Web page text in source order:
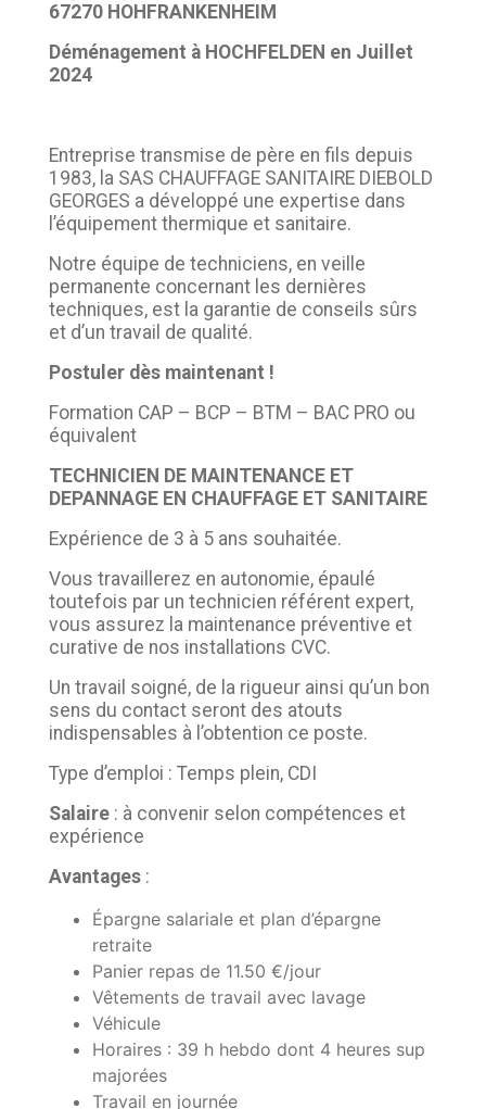
67270 HOHFRANKENHEIM
Déménagement à HOCHFELDEN en Juillet
2024
Entreprise transmise de père en fils depuis
1983, la SAS CHAUFFAGE SANITAIRE DIEBOLD
GEORGES a développé une expertise dans
l’équipement thermique et sanitaire.
Notre équipe de techniciens, en veille
permanente concernant les dernières
techniques, est la garantie de conseils sûrs
et d’un travail de qualité.
Postuler dès maintenant !
Formation CAP – BCP – BTM – BAC PRO ou
équivalent
TECHNICIEN DE MAINTENANCE ET
DEPANNAGE EN CHAUFFAGE ET SANITAIRE
Expérience de 3 à 5 ans souhaitée.
Vous travaillerez en autonomie, épaulé
toutefois par un technicien référent expert,
vous assurez la maintenance préventive et
curative de nos installations CVC.
Un travail soigné, de la rigueur ainsi qu’un bon
sens du contact seront des atouts
indispensables à l’obtention ce poste.
Type d’emploi : Temps plein, CDI
Salaire: à convenir selon compétences et
expérience
Avantages:
Épargne salariale et plan d’épargne
retraite
Panier repas de 11.50 €/jour
Vêtements de travail avec lavage
Véhicule
Horaires : 39 h hebdo dont 4 heures sup
majorées
Travail en journée